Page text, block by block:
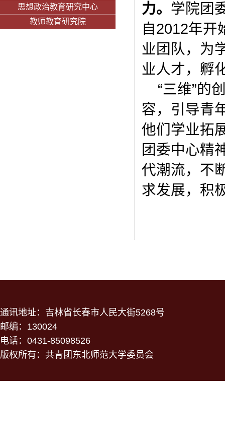
思想政治教育研究中心
教师教育研究院
力。 学院团
自2012年开
业团队，为
业人才，孵
“三维”的
容，引导青
他们学业拓
团委中心精
代潮流，不
求发展，积
通讯地址：吉林省长春市人民大街5268号
邮编：130024
电话：0431-85098526
版权所有：共青团东北师范大学委员会